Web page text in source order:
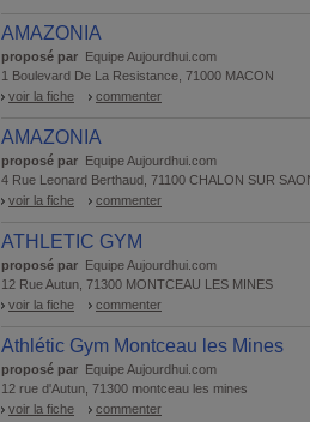
AMAZONIA
proposé par Equipe Aujourdhui.com
1 Boulevard De La Resistance, 71000 MACON
voir la fiche
commenter
AMAZONIA
proposé par Equipe Aujourdhui.com
4 Rue Leonard Berthaud, 71100 CHALON SUR
voir la fiche
commenter
ATHLETIC GYM
proposé par Equipe Aujourdhui.com
12 Rue Autun, 71300 MONTCEAU LES MINES
voir la fiche
commenter
Athlétic Gym Montceau les Mines
proposé par Equipe Aujourdhui.com
12 rue d'Autun, 71300 montceau les mines
voir la fiche
commenter